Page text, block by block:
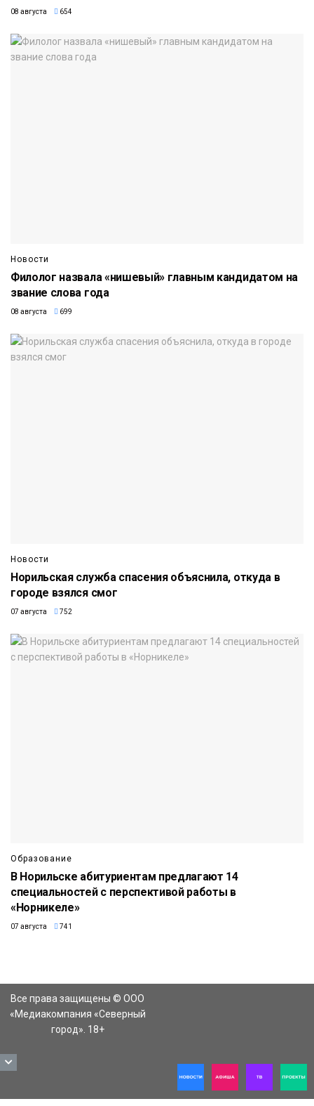
08 августа 654
Новости
Филолог назвала «нишевый» главным кандидатом на
звание слова года
08 августа 699
Новости
Норильская служба спасения объяснила, откуда в
городе взялся смог
07 августа 752
Образование
В Норильске абитуриентам предлагают 14
специальностей с перспективой работы в
«Норникеле»
07 августа 741
Все права защищены © ООО
«Медиакомпания «Северный
город». 18+